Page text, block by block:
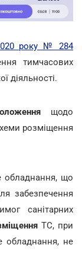
року № 284
тимчасових
діяльності.
щодо
розміщення
обладнання, що
забезпечення
санітарних
ТС, при
обладнання, не